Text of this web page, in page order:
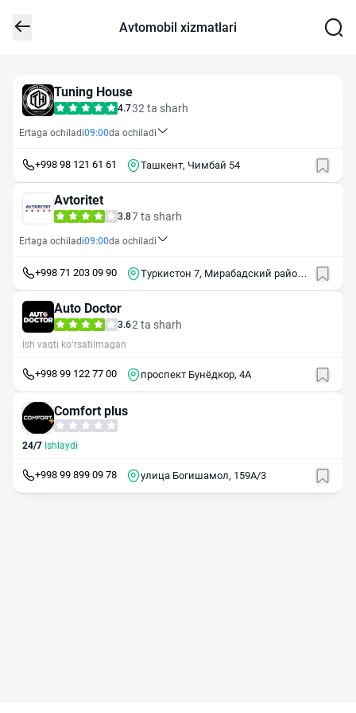
Avtomobil xizmatlari
Tuning House
4.732 ta sharh
Ertaga ochiladi09:00da ochiladi
+998 98 121 61 61 Ташкент, Чимбай 54
Avtoritet
3.87 ta sharh
Ertaga ochiladi09:00da ochiladi
+998 71 203 09 90
Туркистон 7, Мирабадский район,
Auto Doctor
3.62 ta sharh
Ish vaqti ko‘rsatilmagan
+998 99 122 77 00 проспект Бунёдкор, 4А
Comfort plus
24/7 Ishlaydi
+998 99 899 09 78 улица Богишамол, 159А/3